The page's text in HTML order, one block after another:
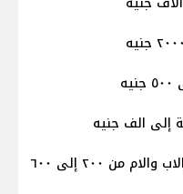
من ٢٠٠ إلى ٦٠٠